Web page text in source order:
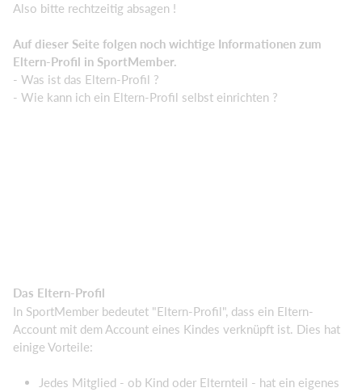
Also bitte rechtzeitig absagen !
Auf dieser Seite folgen noch wichtige Informationen zum
Eltern-Profil in SportMember.
- Was ist das Eltern-Profil ?
- Wie kann ich ein Eltern-Profil selbst einrichten ?
Das Eltern-Profil
In SportMember bedeutet "Eltern-Profil", dass ein Eltern-
Account mit dem Account eines Kindes verknüpft ist. Dies hat
einige Vorteile:
Jedes Mitglied - ob Kind oder Elternteil - hat ein eigenes